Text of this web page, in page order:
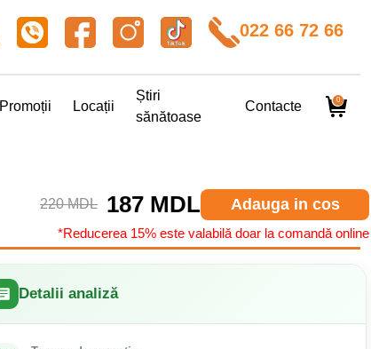
022 66 72 66
Promoții Locații
Știri
sănătoase
Contacte 0
220 MDL 187 MDL Adauga in cos
*Reducerea 15% este valabilă doar la comandă online
Detalii analiză